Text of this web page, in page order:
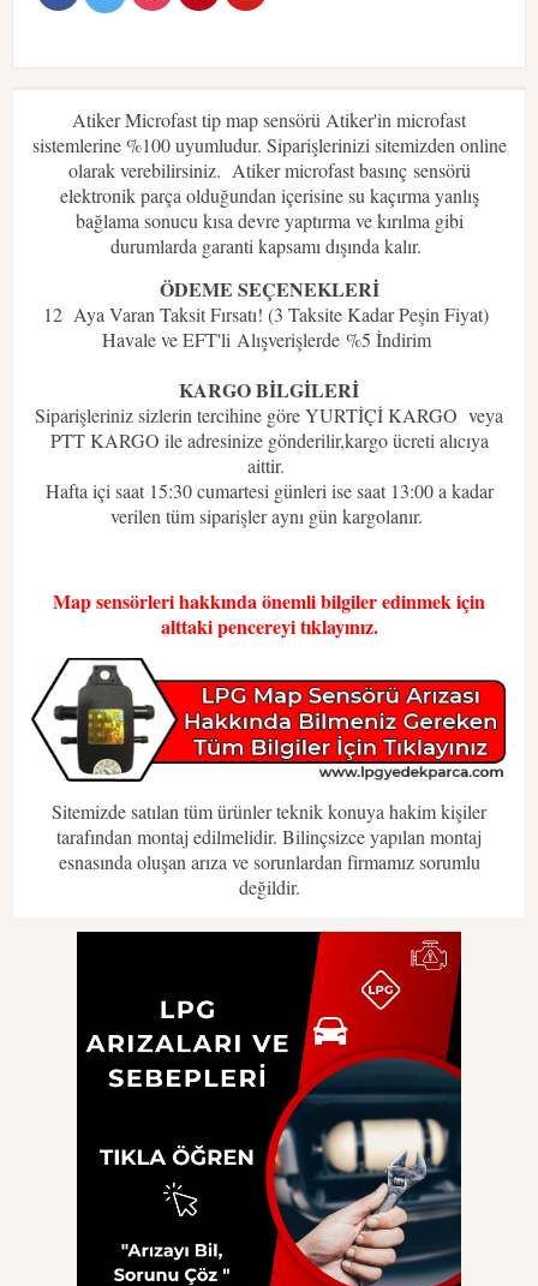
Atiker Microfast tip map sensörü Atiker'in microfast
sistemlerine %100 uyumludur. Siparişlerinizi sitemizden online
olarak verebilirsiniz. Atiker microfast basınçsensörü
elektronik parça olduğundan içerisine su kaçırma yanlış
bağlama sonucu kısa devre yaptırma ve kırılma gibi
durumlarda garanti kapsamı dışında kalır.
ÖDEME SEÇENEKLERİ
12 Aya Varan Taksit Fırsatı! (3 Taksite Kadar Peşin Fiyat)
Havale ve EFT'li Alışverişlerde %5 İndirim
KARGO BİLGİLERİ
Siparişleriniz sizlerin tercihine göre YURTİÇİ KARGO veya
PTT KARGO ile adresinize gönderilir,kargo ücreti alıcıya
aittir.
Hafta içi saat 15:30 cumartesi günleri ise saat 13:00 a kadar
verilen tüm siparişler aynı gün kargolanır.
Map sensörleri hakkında önemli bilgiler edinmek için
alttaki pencereyi tıklayınız.
Sitemizde satılan tüm ürünler teknik konuya hakim kişiler
tarafından montaj edilmelidir. Bilinçsizce yapılan montaj
esnasında oluşan arıza ve sorunlardan firmamız sorumlu
değildir.